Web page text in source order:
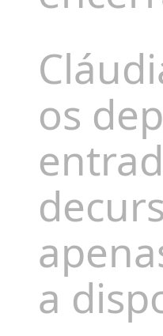
os
a